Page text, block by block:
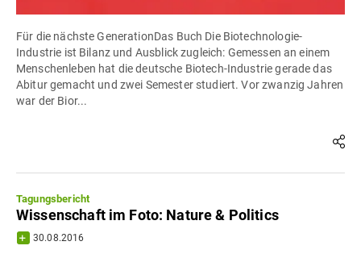
Für die nächste GenerationDas Buch Die Biotechnologie-
Industrie ist Bilanz und Ausblick zugleich: Gemessen an einem
Menschenleben hat die deutsche Biotech-Industrie gerade das
Abitur gemacht und zwei Semester studiert. Vor zwanzig Jahren
war der Bior...
Tagungsbericht
Wissenschaft im Foto: Nature & Politics
30.08.2016